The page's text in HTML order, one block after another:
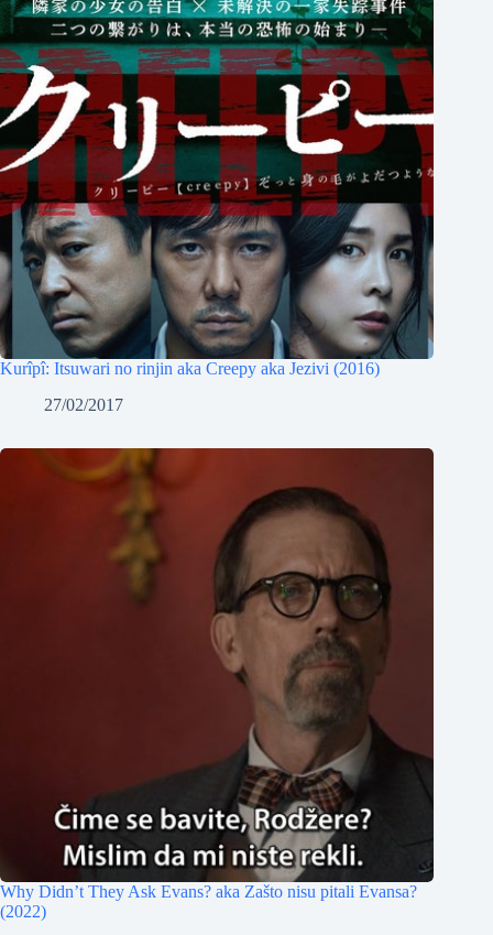
Kurîpî: Itsuwari no rinjin aka Creepy aka Jezivi (2016)
27/02/2017
Why Didn’t They Ask Evans? aka Zašto nisu pitali Evansa?
(2022)